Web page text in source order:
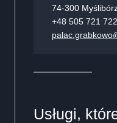
74-300
+48 505 721 722
Usługi,